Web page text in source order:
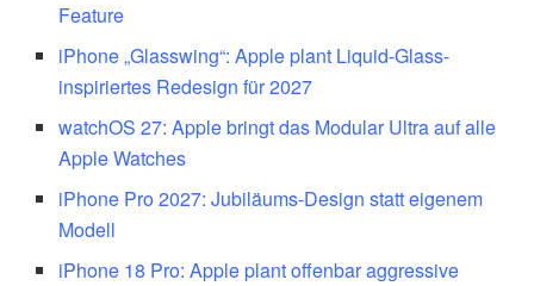
Feature
iPhone „Glasswing“: Apple plant Liquid-Glass-
inspiriertes Redesign für 2027
watchOS 27: Apple bringt das Modular Ultra auf alle
Apple Watches
iPhone Pro 2027: Jubiläums-Design statt eigenem
Modell
iPhone 18 Pro: Apple plant offenbar aggressive